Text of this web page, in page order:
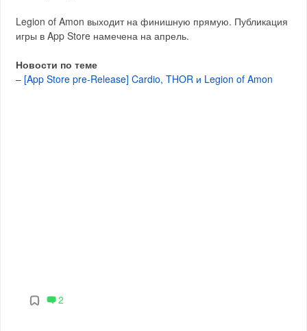
Legion of Amon выходит на финишную прямую. Публикация
игры в App Store намечена на апрель.
Новости по теме
–[App Store pre-Release] Cardio, THOR и Legion of Amon
2